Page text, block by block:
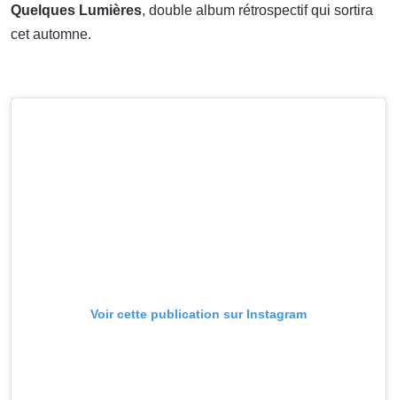
Quelques Lumières, double album rétrospectif qui sortira
cet automne.
Voir cette publication sur Instagram